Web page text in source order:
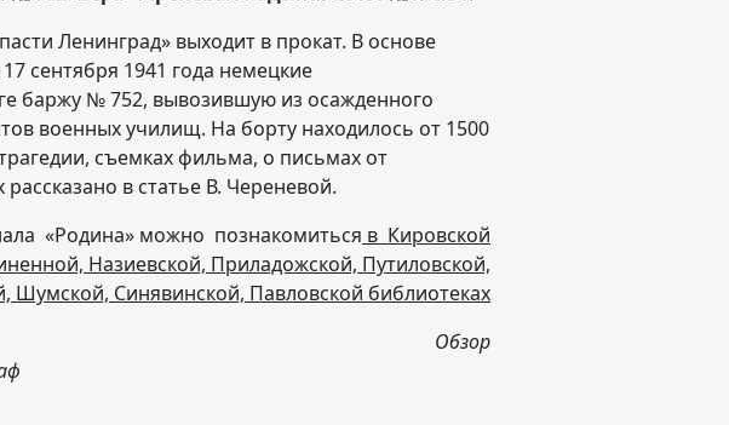
Ленинград» выходит в прокат. В основе
сентября 1941 года немецкие
баржу № 752, вывозившую из осажденного
военных училищ. На борту находилось от 1500
съемках фильма, о письмах от
в статье В. Череневой.
«Родина» можно познакомиться в Кировской
Назиевской, Приладожской, Путиловской,
Шумской, Синявинской, Павловской библиотеках
Обзор